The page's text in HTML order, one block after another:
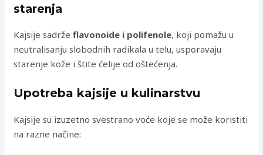
starenja
Kajsije sadržeflavonoide i polifenole, koji pomažu u
neutralisanju slobodnih radikala u telu, usporavaju
starenje kože i štite ćelije od oštećenja.
Upotreba kajsije u kulinarstvu
Kajsije su izuzetno svestrano voće koje se može koristiti
na razne načine: